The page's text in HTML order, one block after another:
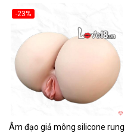
-23%
Âm đạo giả mông silicone rung